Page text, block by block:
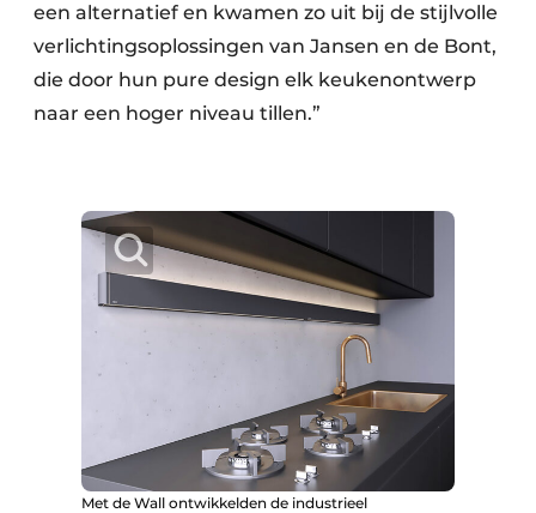
een alternatief en kwamen zo uit bij de stijlvolle
verlichtingsoplossingen van Jansen en de Bont,
die door hun pure design elk keukenontwerp
naar een hoger niveau tillen.”
Met de Wall ontwikkelden de industrieel